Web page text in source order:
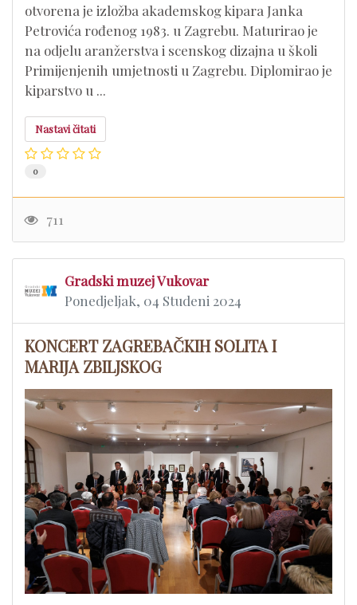
otvorena je izložba akademskog kipara Janka
Petrovića rođenog 1983. u Zagrebu. Maturirao je
na odjelu aranžerstva i scenskog dizajna u školi
Primijenjenih umjetnosti u Zagrebu. Diplomirao je
kiparstvo u ...
Nastavi čitati
0
711
Gradski muzej Vukovar
Ponedjeljak, 04 Studeni 2024
KONCERT ZAGREBAČKIH SOLITA I
MARIJA ZBILJSKOG